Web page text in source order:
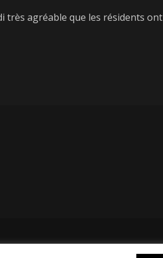
très agréable que les résidents ont